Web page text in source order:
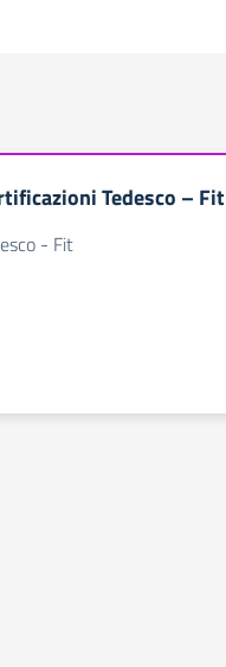
Tedesco – Fit
- Fit